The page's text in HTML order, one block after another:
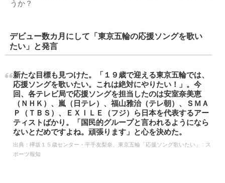
うか？
デビュー数カ月にして「東京五輪の応援ソングを歌い
たい」と発言
新たな目標も見つけた。「１９歳で迎える東京五輪では、
応援ソングを歌いたい。これは絶対にやりたい！」。今
回、各テレビ局で応援ソングを担当したのは安室奈美恵
（ＮＨＫ）、嵐（日テレ）、福山雅治（テレ朝）、ＳＭＡ
Ｐ（ＴＢＳ）、ＥＸＩＬＥ（フジ）ら日本を代表するアー
ティストばかり。「国民的グループと言われるようになら
ないとだめですよね。頑張ります」と心を決めた。
出典： 欅坂１５歳センター・平手友梨奈、東京五輪「応援ソング歌いたい」 : ス
ポーツ報知